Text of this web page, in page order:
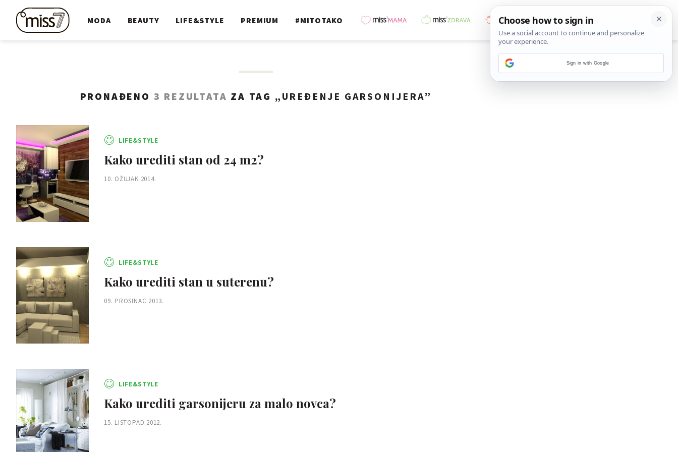
MODA BEAUTY LIFE&STYLE PREMIUM #MITOTAKO
PRONAĐENO 3 REZULTATA ZA TAG „ UREĐENJE GARSONIJERA”
LIFE&STYLE
Kako urediti stan od 24 m2?
10. OŽUJAK 2014.
LIFE&STYLE
Kako urediti stan u suterenu?
09. PROSINAC 2013.
LIFE&STYLE
Kako urediti garsonijeru za malo novca?
15. LISTOPAD 2012.
Sign in with Google